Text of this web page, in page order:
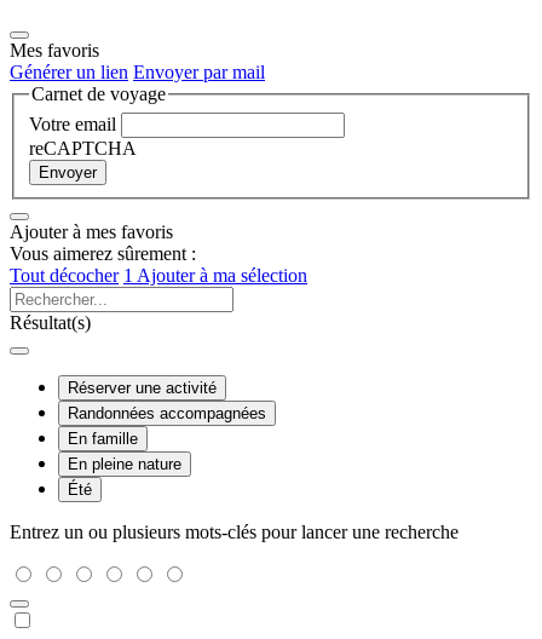
Mes favoris
Générer un lien Envoyer par mail
Carnet de voyage
Votre email
reCAPTCHA
Envoyer
Ajouter à mes favoris
Vous aimerez sûrement :
Tout décocher 1 Ajouter à ma sélection
Résultat(s)
Réserver une activité
Randonnées accompagnées
En famille
En pleine nature
Été
Entrez un ou plusieurs mots-clés pour lancer une recherche